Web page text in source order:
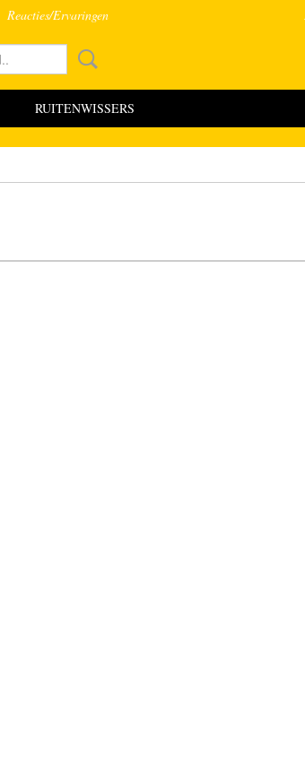
Reacties/Ervaringen
RUITENWISSERS